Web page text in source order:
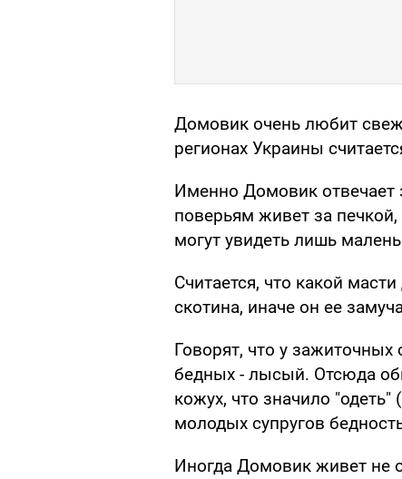
Домовик очень любит
регионах Украины
Именно Домовик отвечает
поверьям живет за
могут увидеть лишь
Считается, что какой
скотина, иначе он ее
Говорят, что у
бедных - лысый. Отсюда
кожух, что значило
молодых супругов
Иногда Домовик живет не